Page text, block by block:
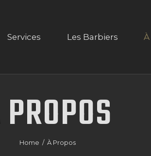
Services Les Barbiers
PROPOS
Home À Propos